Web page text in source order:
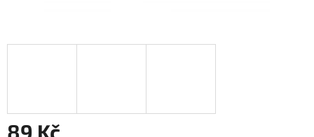
89 Kč